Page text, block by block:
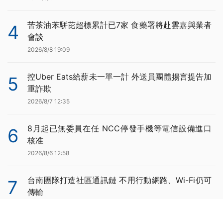
4
苦茶油苯駢芘超標累計已7家 食藥署將赴雲嘉與業者
會談
2026/8/8 19:09
5
控Uber Eats給薪未一單一計 外送員團體揚言提告加
重詐欺
2026/8/7 12:35
6
8月起已無委員在任 NCC停發手機等電信設備進口
核准
2026/8/6 12:58
7
台南團隊打造社區通訊鏈 不用行動網路、Wi-Fi仍可
傳輸